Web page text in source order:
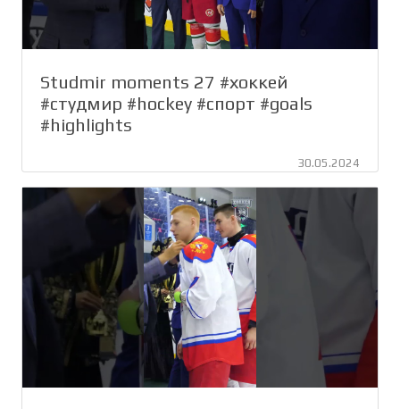
Studmir moments 27 #хоккей
#студмир #hockey #спорт #goals
#highlights
30.05.2024